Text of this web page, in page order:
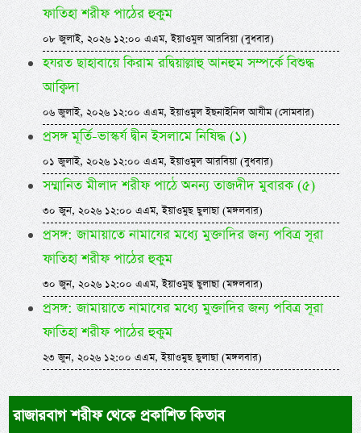
ফাতিহা শরীফ পাঠের হুকুম
০৮ জুলাই, ২০২৬ ১২:০০ এএম, ইয়াওমুল আরবিয়া (বুধবার)
হযরত ছাহাবায়ে কিরাম রদ্বিয়াল্লাহু আনহুম সম্পর্কে বিশুদ্ধ
আক্বিদা
০৬ জুলাই, ২০২৬ ১২:০০ এএম, ইয়াওমুল ইছনাইনিল আযীম (সোমবার)
প্রসঙ্গ মূর্তি-ভাস্কর্য দ্বীন ইসলামে নিষিদ্ধ (১)
০১ জুলাই, ২০২৬ ১২:০০ এএম, ইয়াওমুল আরবিয়া (বুধবার)
সম্মানিত মীলাদ শরীফ পাঠে অনন্য তাজদীদ মুবারক (৫)
৩০ জুন, ২০২৬ ১২:০০ এএম, ইয়াওমুছ ছুলাছা (মঙ্গলবার)
প্রসঙ্গ: জামায়াতে নামাযের মধ্যে মুক্তাদির জন্য পবিত্র সূরা
ফাতিহা শরীফ পাঠের হুকুম
৩০ জুন, ২০২৬ ১২:০০ এএম, ইয়াওমুছ ছুলাছা (মঙ্গলবার)
প্রসঙ্গ: জামায়াতে নামাযের মধ্যে মুক্তাদির জন্য পবিত্র সূরা
ফাতিহা শরীফ পাঠের হুকুম
২৩ জুন, ২০২৬ ১২:০০ এএম, ইয়াওমুছ ছুলাছা (মঙ্গলবার)
রাজারবাগ শরীফ থেকে প্রকাশিত কিতাব